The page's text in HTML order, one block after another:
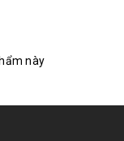
này